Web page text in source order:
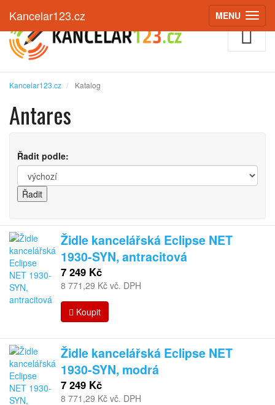
Kancelar123.cz Katalog
Antares
Řadit podle:
Židle kancelářská Eclipse NET
1930-SYN, antracitová
7 249 Kč
8 771,29 Kč vč. DPH
Koupit
Židle kancelářská Eclipse NET
1930-SYN, modrá
7 249 Kč
8 771,29 Kč vč. DPH
MENU
Kancelar123.cz